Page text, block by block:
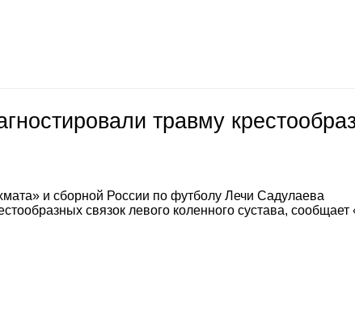
травму
и сборной России по футболу Лечи Садулаева
связок левого коленного сустава, сообщает